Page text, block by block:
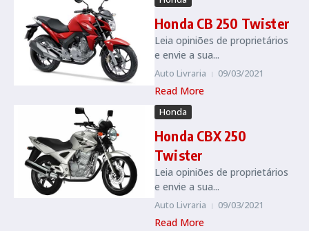
Honda CB 250 Twister
Leia opiniões de proprietários
e envie a sua...
Auto Livraria 09/03/2021
Read More
Honda
Honda CBX 250
Twister
Leia opiniões de proprietários
e envie a sua...
Auto Livraria 09/03/2021
Read More